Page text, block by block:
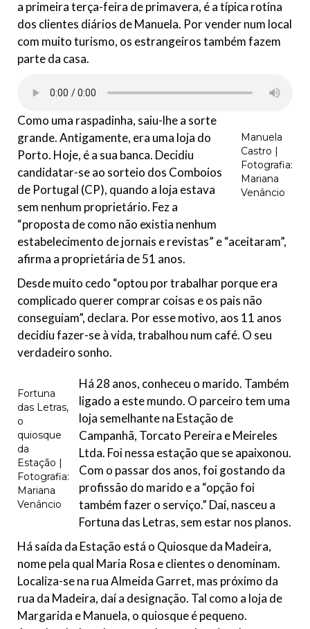
a primeira terça-feira de primavera, é a típica rotina
dos clientes diários de Manuela. Por vender num local
com muito turismo, os estrangeiros também fazem
parte da casa.
Manuela
Castro |
Fotografia:
Mariana
Venâncio
Como uma raspadinha, saiu-lhe a sorte
grande. Antigamente, era uma loja do
Porto. Hoje, é a sua banca. Decidiu
candidatar-se ao sorteio dos Comboios
de Portugal (CP), quando a loja estava
sem nenhum proprietário. Fez a
“proposta de como não existia nenhum
estabelecimento de jornais e revistas” e “aceitaram”,
afirma a proprietária de 51 anos.
Desde muito cedo “optou por trabalhar porque era
complicado querer comprar coisas e os pais não
conseguiam”, declara. Por esse motivo, aos 11 anos
decidiu fazer-se à vida, trabalhou num café. O seu
verdadeiro sonho.
Fortuna
das Letras,
o
quiosque
da
Estação |
Fotografia:
Mariana
Venâncio
Há 28 anos, conheceu o marido. Também
ligado a este mundo. O parceiro tem uma
loja semelhante na Estação de
Campanhã, Torcato Pereira e Meireles
Ltda. Foi nessa estação que se apaixonou.
Com o passar dos anos, foi gostando da
profissão do marido e a “opção foi
também fazer o serviço.” Daí, nasceu a
Fortuna das Letras, sem estar nos planos.
Há saída da Estação está o Quiosque da Madeira,
nome pela qual Maria Rosa e clientes o denominam.
Localiza-se na rua Almeida Garret, mas próximo da
rua da Madeira, daí a designação. Tal como a loja de
Margarida e Manuela, o quiosque é pequeno.